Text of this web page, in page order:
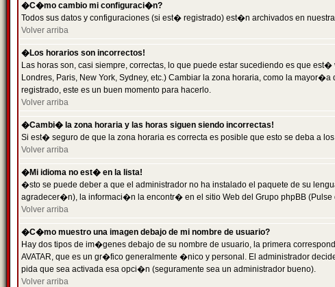
�C�mo cambio mi configuraci�n?
Todos sus datos y configuraciones (si est� registrado) est�n archivados en
Volver arriba
�Los horarios son incorrectos!
Las horas son, casi siempre, correctas, lo que puede estar sucediendo es que
Londres, Paris, New York, Sydney, etc.) Cambiar la zona horaria, como la
registrado, este es un buen momento para hacerlo.
Volver arriba
�Cambi� la zona horaria y las horas siguen siendo incorrectas!
Si est� seguro de que la zona horaria es correcta es posible que esto se deba a
Volver arriba
�Mi idioma no est� en la lista!
�sto se puede deber a que el administrador no ha instalado el paquete de su
agradecer�n), la informaci�n la encontr� en el sitio Web del Grupo phpBB
Volver arriba
�C�mo muestro una imagen debajo de mi nombre de usuario?
Hay dos tipos de im�genes debajo de su nombre de usuario, la primera
AVATAR, que es un gr�fico generalmente �nico y personal. El administrador
pida que sea activada esa opci�n (seguramente sea un administrador bueno).
Volver arriba